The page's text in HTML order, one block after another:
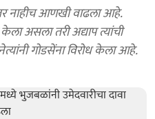
नाहीच आणखी वाढला आहे.
असला तरी अद्याप त्यांची
गोडसेंना विरोध केला आहे.